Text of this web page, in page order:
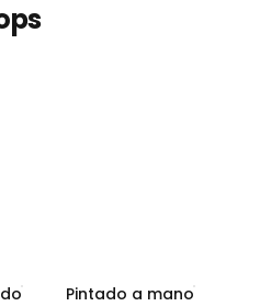
Pintado a mano